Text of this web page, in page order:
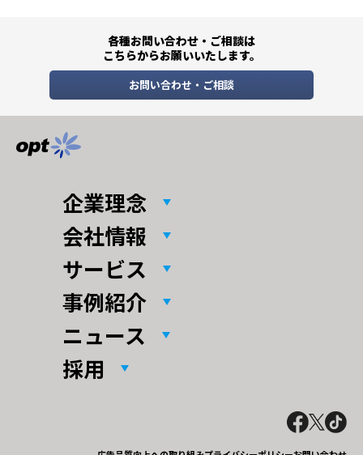
各種お問い合わせ・ご相談は
こちらからお願いいたします。
お問い合わせ・ご相談
企業理念
会社情報
サービス
事例紹介
ニュース
採用